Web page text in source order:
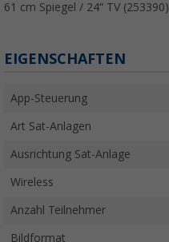
61 cm Spiegel / 24“ TV (253390)
EIGENSCHAFTEN
App-Steuerung
Art Sat-Anlagen
Ausrichtung Sat-Anlage
Wireless
Anzahl Teilnehmer
Bildformat